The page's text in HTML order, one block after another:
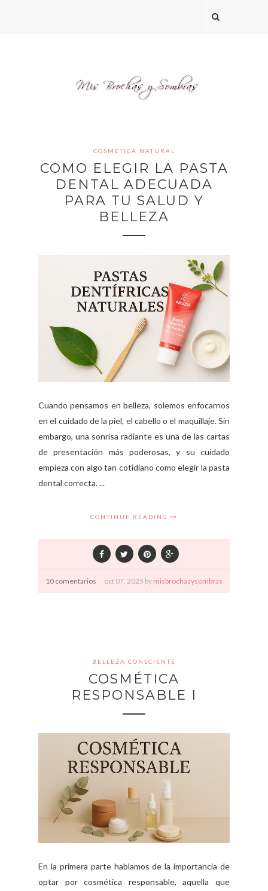
COSMÉTICA NATURAL
COMO ELEGIR LA PASTA
DENTAL ADECUADA
PARA TU SALUD Y
BELLEZA
Cuando pensamos en belleza, solemos enfocarnos
en el cuidado de la piel, el cabello o el maquillaje. Sin
embargo, una sonrisa radiante es una de las cartas
de presentación más poderosas, y su cuidado
empieza con algo tan cotidiano como elegir la pasta
dental correcta. ...
CONTINUE READING
10 comentarios oct 07, 2025 by misbrochasysombras
BELLEZA CONSCIENTE
COSMÉTICA
RESPONSABLE I
En la primera parte hablamos de la importancia de
optar por cosmética responsable, aquella que